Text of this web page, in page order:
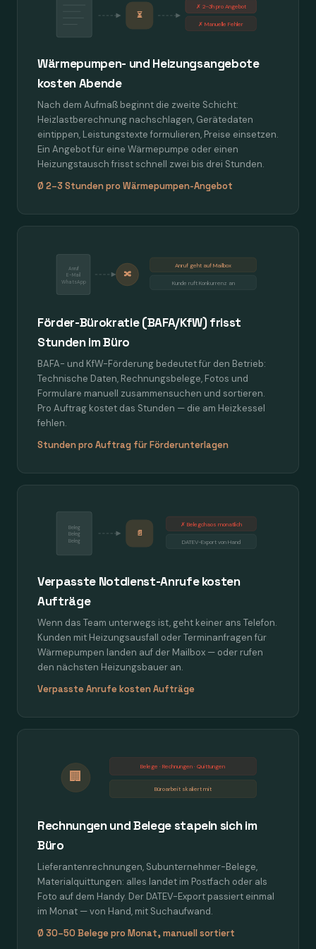
⏳
✗ 2–3h pro Angebot
✗ Manuelle Fehler
Wärmepumpen- und Heizungsangebote
kosten Abende
Nach dem Aufmaß beginnt die zweite Schicht:
Heizlastberechnung nachschlagen, Gerätedaten
eintippen, Leistungstexte formulieren, Preise einsetzen.
Ein Angebot für eine Wärmepumpe oder einen
Heizungstausch frisst schnell zwei bis drei Stunden.
Ø 2–3 Stunden pro Wärmepumpen-Angebot
Anruf
E-Mail
WhatsApp
🔀
Anruf geht auf Mailbox
Kunde ruft Konkurrenz an
Förder-Bürokratie (BAFA/KfW) frisst
Stunden im Büro
BAFA- und KfW-Förderung bedeutet für den Betrieb:
Technische Daten, Rechnungsbelege, Fotos und
Formulare manuell zusammensuchen und sortieren.
Pro Auftrag kostet das Stunden — die am Heizkessel
fehlen.
Stunden pro Auftrag für Förderunterlagen
Beleg
Beleg
Beleg
📄
✗ Belegchaos monatlich
DATEV-Export von Hand
Verpasste Notdienst-Anrufe kosten
Aufträge
Wenn das Team unterwegs ist, geht keiner ans Telefon.
Kunden mit Heizungsausfall oder Terminanfragen für
Wärmepumpen landen auf der Mailbox — oder rufen
den nächsten Heizungsbauer an.
Verpasste Anrufe kosten Aufträge
🏢
Belege · Rechnungen · Quittungen
Büroarbeit skaliert mit
Rechnungen und Belege stapeln sich im
Büro
Lieferantenrechnungen, Subunternehmer-Belege,
Materialquittungen: alles landet im Postfach oder als
Foto auf dem Handy. Der DATEV-Export passiert einmal
im Monat — von Hand, mit Suchaufwand.
Ø 30–50 Belege pro Monat, manuell sortiert